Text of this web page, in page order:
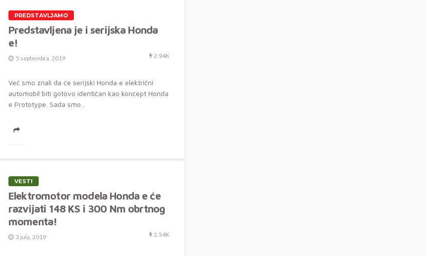
PREDSTAVLJAMO
Predstavljena je i serijska Honda
e!
5 septembra, 2019 2.94K
Već smo znali da će serijski Honda e električni
automobil biti gotovo identičan kao koncept Honda
e Prototype. Sada smo...
VESTI
Elektromotor modela Honda e će
razvijati 148 KS i 300 Nm obrtnog
momenta!
3 jula, 2019 2.54K